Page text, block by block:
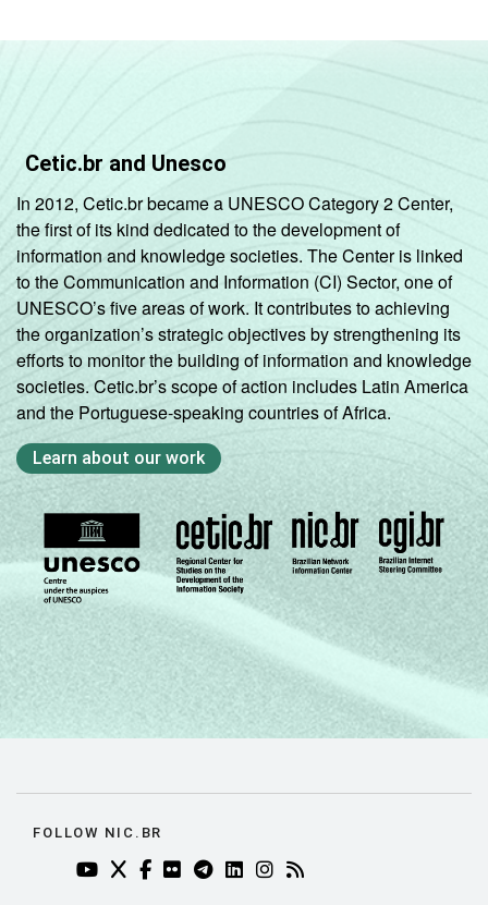
Cetic.br and Unesco
In 2012, Cetic.br became a UNESCO Category 2 Center,
the first of its kind dedicated to the development of
information and knowledge societies. The Center is linked
to the Communication and Information (CI) Sector, one of
UNESCO’s five areas of work. It contributes to achieving
the organization’s strategic objectives by strengthening its
efforts to monitor the building of information and knowledge
societies. Cetic.br’s scope of action includes Latin America
and the Portuguese-speaking countries of Africa.
Learn about our work
FOLLOW NIC.BR
YOUTUBE DO NIC.BR (ABRE EM NOVA ABA)
TWITTER DO NIC.BR (ABRE EM NOVA ABA)
FACEBOOK DO NIC.BR (ABRE EM NOVA
FLICKR DO NIC.BR (ABRE EM NOVA
TELEGRAM DO NIC.BR (ABRE EM
LINKEDIN DO NIC.BR (ABRE
INSTAGRAM DO NIC.BR
RSS DO NIC.BR (ABRE